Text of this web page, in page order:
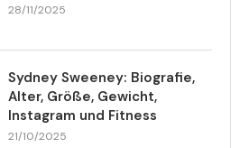
28/11/2025
Sydney Sweeney: Biografie,
Alter, Größe, Gewicht,
Instagram und Fitness
21/10/2025